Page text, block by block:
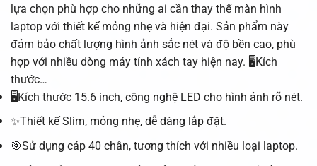
lựa chọn phù hợp cho những ai cần thay thế màn hình
laptop với thiết kế mỏng nhẹ và hiện đại. Sản phẩm này
đảm bảo chất lượng hình ảnh sắc nét và độ bền cao, phù
hợp với nhiều dòng máy tính xách tay hiện nay. 🖥️Kích
thước…
🖥️Kích thước 15.6 inch, công nghệ LED cho hình ảnh rõ nét.
✨Thiết kế Slim, mỏng nhẹ, dễ dàng lắp đặt.
🎯Sử dụng cáp 40 chân, tương thích với nhiều loại laptop.